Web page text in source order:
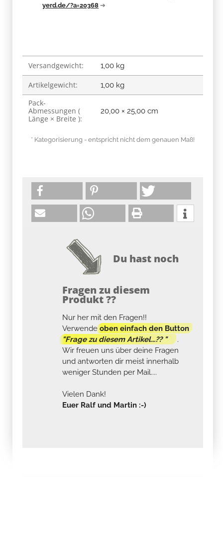
yerd.de/?a=20368 ➔
Produkteigenschaft
Wert
Versandgewicht: 1,00 kg
Artikelgewicht: 1,00 kg
Pack-
Abmessungen (
Länge × Breite ):
20,00 × 25,00 cm
* Kategorisierung - entspricht nicht dem genauen Maß!
Du hast noch
Fragen zu diesem
Produkt ??
Nur her mit den Fragen!!
Verwendeoben einfach den Button
"Frage zu diesem Artikel...?? "
.
Wir freuen uns über deine Fragen
und antworten dir meist innerhalb
weniger Stunden per Mail....
Vielen Dank!
Euer Ralf und Martin :-)